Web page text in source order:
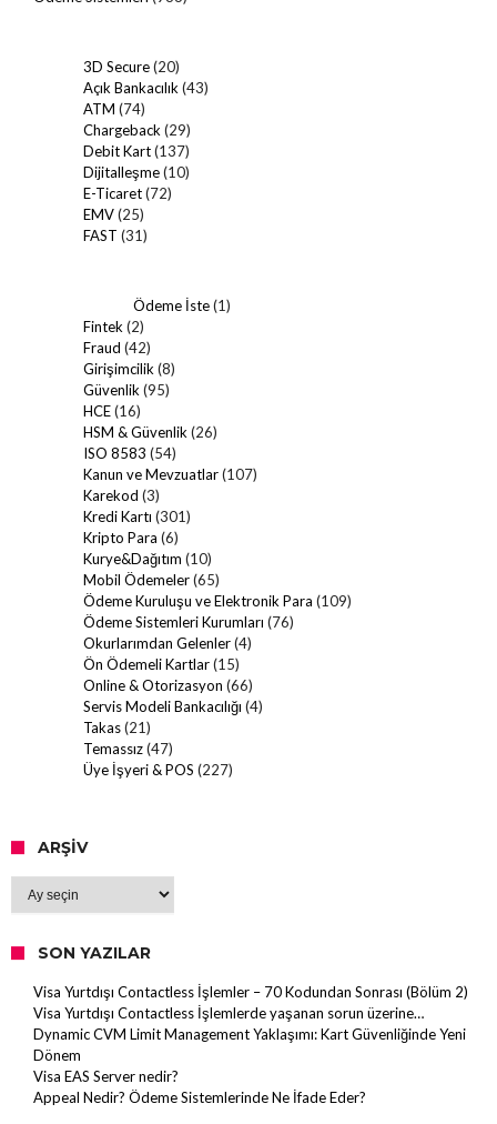
3D Secure(20)
Açık Bankacılık (43)
ATM (74)
Chargeback (29)
Debit Kart(137)
Dijitalleşme(10)
E-Ticaret(72)
EMV(25)
FAST (31)
Ödeme İste(1)
Fintek (2)
Fraud (42)
Girişimcilik (8)
Güvenlik (95)
HCE(16)
HSM & Güvenlik (26)
ISO 8583 (54)
Kanun ve Mevzuatlar(107)
Karekod (3)
Kredi Kartı (301)
Kripto Para (6)
Kurye&Dağıtım (10)
Mobil Ödemeler(65)
Ödeme Kuruluşu ve Elektronik Para (109)
Ödeme Sistemleri Kurumları (76)
Okurlarımdan Gelenler(4)
Ön Ödemeli Kartlar(15)
Online & Otorizasyon (66)
Servis Modeli Bankacılığı (4)
Takas(21)
Temassız(47)
Üye İşyeri & POS (227)
ARŞIV
SON YAZILAR
Visa Yurtdışı Contactless İşlemler – 70 Kodundan Sonrası (Bölüm 2)
Visa Yurtdışı Contactless İşlemlerde yaşanan sorun üzerine…
Dynamic CVM Limit Management Yaklaşımı: Kart Güvenliğinde Yeni
Dönem
Visa EAS Server nedir?
Appeal Nedir? Ödeme Sistemlerinde Ne İfade Eder?